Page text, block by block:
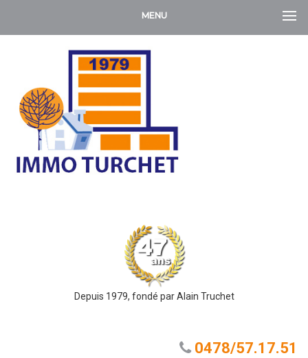
MENU
Depuis 1979, fondé par Alain Truchet
0478/57.17.51